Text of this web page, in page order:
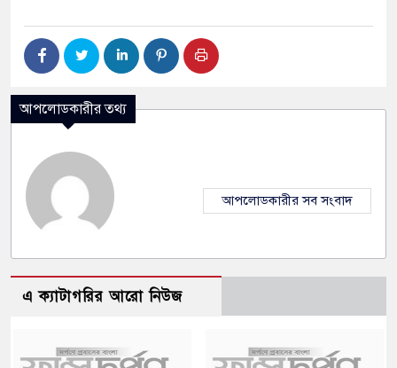
আপলোডকারীর তথ্য
আপলোডকারীর সব সংবাদ
এ ক্যাটাগরির আরো নিউজ